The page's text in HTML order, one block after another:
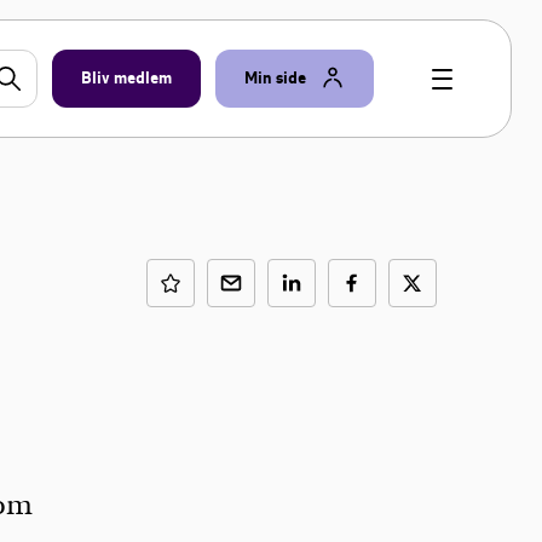
Bliv medlem Min side